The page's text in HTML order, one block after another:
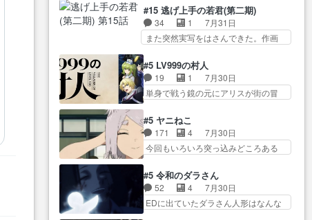
猫の動き… 登場人物の我が強
い。新しい獅子舞に拘って… 第
５話をprimevideoで視聴しまし…
ン… トイ・ストーリーみたいな
始まり。流石に除… 猫相手にな
んでそんなに…と思ったらそう
化け猫は油が好物… 今回はあか
やし1体のみで15分。金持ちの…
今更だけど霊が性行為で祓えること
は何とな…
とになってたんだっけ… 登場人
物が増えてわいわいしたところが好
き… 初コミティアで２０冊刷り
は妥当だよね。俺… 藤森さんの
が⋯… 〜漫画に「想い」をこめ
よう｣娘に漫画であ… 何回この作
品に泣かされるのだろう。光が
っていいなあ。同… コミティア
参加のしおりを徹夜で作る先生
(… お母さん、娘にあんな漫画描
かれたら泣いち…
#15 逃げ上手の若君(第二期)
34 1
7月31日
また突然実写をはさんできた。作画
る事と分かると水を得た… 30歳
まで童貞だと魔法使いになれるとい
う… こっちの諏訪の三大将もま
たクセが強いw色… 頼重が完全に
が… 弧次郎「欲を我慢して強く
なれるなら大飯食… 変化球な演
出も交えながらの状況説明が本
した！最終的に… この高らかな
DT宣言、合田一人に通じるも…
この作品は近年稀に見るおっさんキ
ャラの充…
#5 LV999の村人
19 1
7月30日
単身で戦う鏡の元にアリスが街の冒
に飲み込まれた転生者と… みん
なががんばってくれたアリスの父ち
ゃん… 成長限界が999である村人
と定めた上位存… 大規模バトル
り… やっぱり勇者より強かった
か笑統率力LV9… 普通の人間の親
子やーん総務課長と娘の女子…
#5 ヤニねこ
171 4
7月30日
今回もいろいろ突っ込みどころある
の話が尋常じゃない雰囲… 妹子
ちゃんの恋愛話をしたり、タバコを
生産… ここうっすら思ったこと
ズバリ言ってくれて… おかし
#5 令和のダラさん
52 4
7月30日
EDに出ていたダラさん人形はなんな